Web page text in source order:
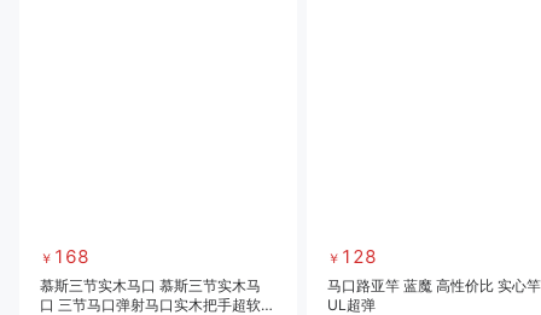
￥ 168
慕斯三节实木马口 慕斯三节实木马
口 三节马口弹射马口实木把手超软马
￥ 128
马口路亚竿 蓝魔 高性价比 实心
UL超弹